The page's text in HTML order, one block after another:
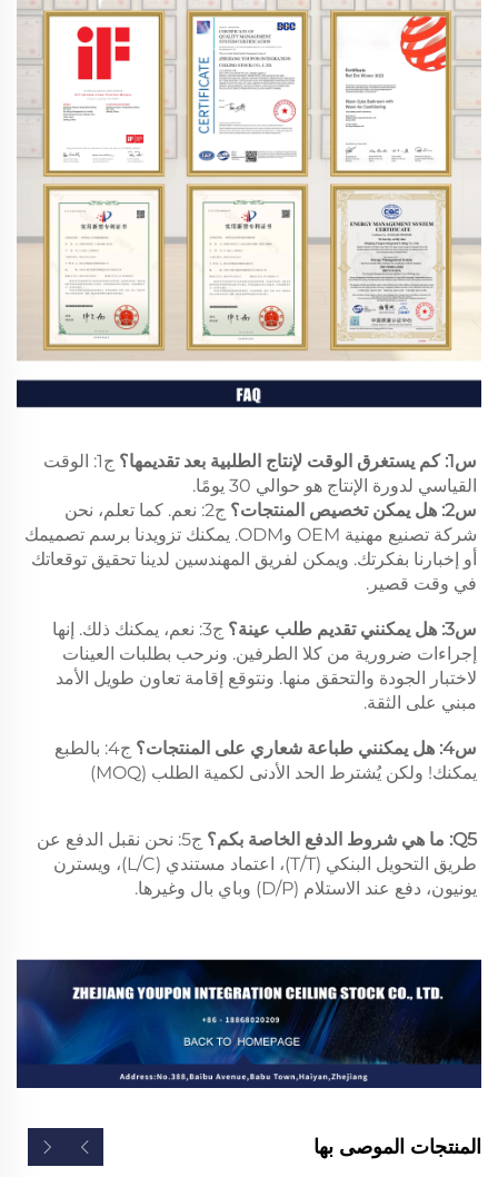
س1: كم يستغرق الوقت لإنتاج الطلبية بعد تقديمها؟
القياسي لدورة الإنتاج هو حوالي 30 يومًا.
س2: هل يمكن تخصيص المنتجات؟
في وقت قصير.
س3: هل يمكنني تقديم طلب عينة؟
مبني على الثقة.
س4: هل يمكنني طباعة شعاري على المنتجات؟
يمكنك! ولكن يُشترط الحد الأدنى لكمية الطلب (MOQ)
Q5: ما هي شروط الدفع الخاصة بكم؟
يونيون، دفع عند الاستلام (D/P) وباي بال وغيرها.
المنتجات الموصى بها